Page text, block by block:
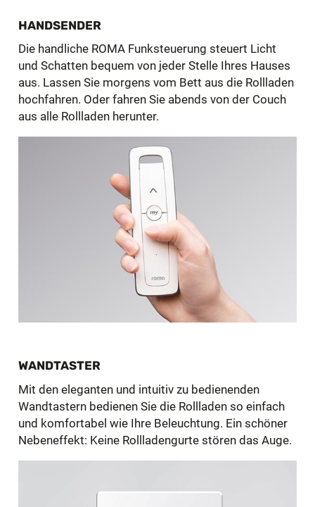
HANDSENDER
Die handliche ROMA Funksteuerung steuert Licht
und Schatten bequem von jeder Stelle Ihres Hauses
aus. Lassen Sie morgens vom Bett aus die Rollladen
hochfahren. Oder fahren Sie abends von der Couch
aus alle Rollladen herunter.
WANDTASTER
Mit den eleganten und intuitiv zu bedienenden
Wandtastern bedienen Sie die Rollladen so einfach
und komfortabel wie Ihre Beleuchtung. Ein schöner
Nebeneffekt: Keine Rollladengurte stören das Auge.